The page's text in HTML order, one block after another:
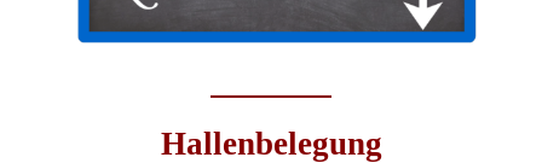
Hallenbelegung